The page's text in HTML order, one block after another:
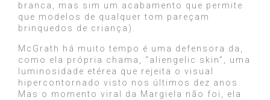
branca, mas sim um acabamento que permite
que modelos de qualquer tom pareçam
brinquedos de criança).
McGrath há muito tempo é uma defensora da,
como ela própria chama, “aliengelic skin”, uma
luminosidade etérea que rejeita o visual
hipercontornado visto nos últimos dez anos.
Mas o momento viral da Margiela não foi, ela